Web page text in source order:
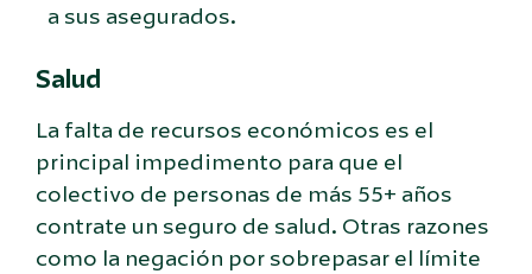
a sus asegurados.
Salud
La falta de recursos económicos es el
principal impedimento para que el
colectivo de personas de más 55+ años
contrate un seguro de salud. Otras razones
como la negación por sobrepasar el límite